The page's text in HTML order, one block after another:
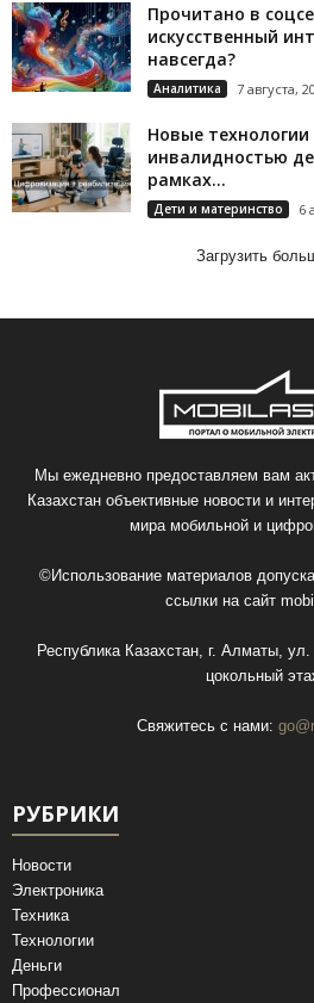
Прочитано в
искусственный
навсегда?
Аналитика 7 августа,
Новые
инвалидностью
рамках...
Дети и материнство 6
Загрузить
Мы ежедневно предоставляем вам
Казахстан объективные новости и
мира мобильной и
©Использование материалов
ссылки на сайт
Республика Казахстан, г. Алматы,
цокольный
Свяжитесь с нами:
РУБРИКИ
Новости
Электроника
Техника
Технологии
Деньги
Профессионал